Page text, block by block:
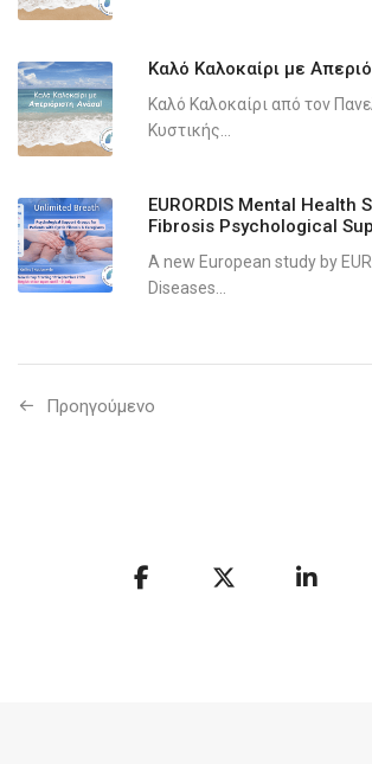
Καλό Καλοκαίρι με
Καλό Καλοκαίρι από τον
Κυστικής...
EURORDIS Mental Health
Fibrosis Psychological
A new European study by
Diseases...
Προηγούμενo